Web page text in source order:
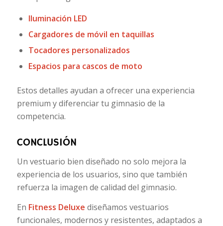
Iluminación LED
Cargadores de móvil en taquillas
Tocadores personalizados
Espacios para cascos de moto
Estos detalles ayudan a ofrecer una experiencia
premium y diferenciar tu gimnasio de la
competencia.
CONCLUSIÓN
Un vestuario bien diseñado no solo mejora la
experiencia de los usuarios, sino que también
refuerza la imagen de calidad del gimnasio.
En Fitness Deluxe diseñamos vestuarios
funcionales, modernos y resistentes, adaptados a